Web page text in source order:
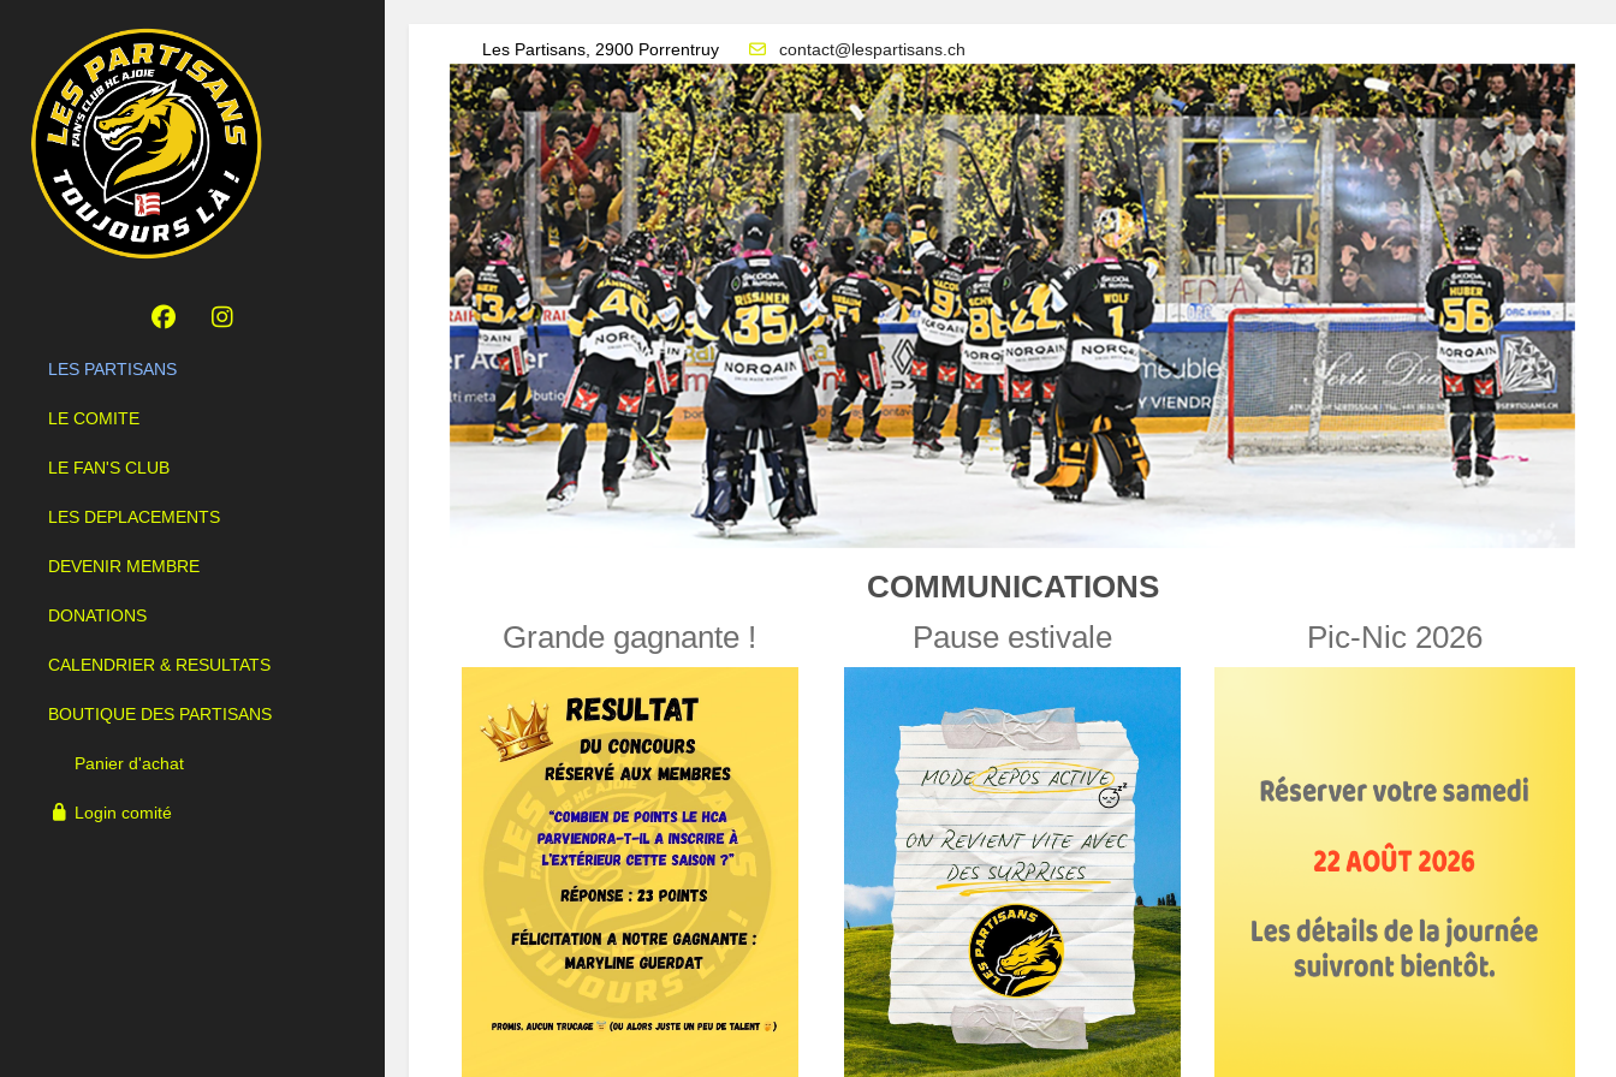
LES PARTISANS
LE COMITE
LE FAN'S CLUB
LES DEPLACEMENTS
DEVENIR MEMBRE
DONATIONS
CALENDRIER & RESULTATS
BOUTIQUE DES PARTISANS
Panier d'achat
Login comité
Les Partisans, 2900 Porrentruy contact@lespartisans.ch
COMMUNICATIONS
Grande gagnante !
Pause estivale Pic-Nic 2026